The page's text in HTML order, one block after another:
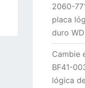
2060-
placa
duro WD
Cambie
BF41-
lógica